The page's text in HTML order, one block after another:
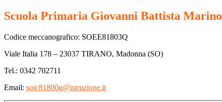
Scuola Primaria Giovanni Battista
Codice meccanografico: SOEE81803Q
Viale Italia 178 – 23037 TIRANO, Madonna (SO)
Tel.: 0342 702711
Email: soic81800g@istruzione.it